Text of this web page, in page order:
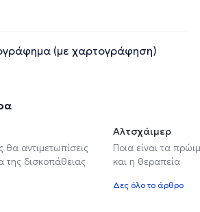
(με χαρτογράφηση)
αντιμετωπίσεις
της δισκοπάθειας
Αλτσχάιμερ
Ποια είναι τα
και η θεραπεία
Δες όλο το άρθρο